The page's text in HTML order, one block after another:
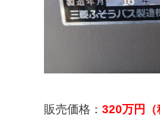
販売価格： 320万円